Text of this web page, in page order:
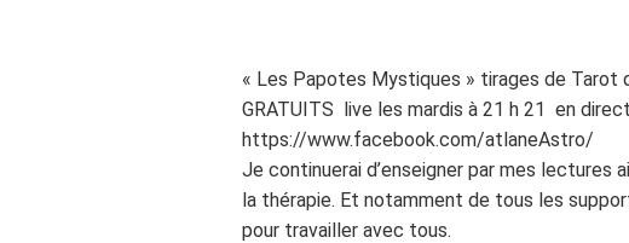
« Les Papotes Mystiques » tirages de Tarot
GRATUITS live les mardis à 21 h 21 en
https://www.facebook.com/atlaneAstro/
Je continuerai d’enseigner par mes lectures
la thérapie. Et notamment de tous les
pour travailler avec tous.